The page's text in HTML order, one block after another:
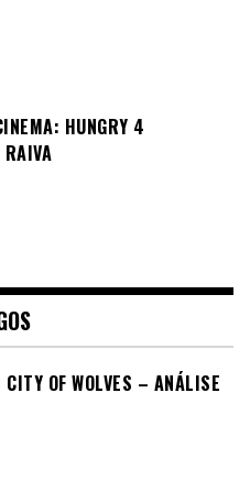
HUNGRY 4
RAIVA
OF WOLVES – ANÁLISE